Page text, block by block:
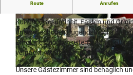
© Kurvilla Fürstin Pauline
© Kurvilla Fürstin Pauline © Kurvilla
Route Anrufen
Kurztrip, Gesundheit, Fasten und
unserer schönen Jugendstil-Villa
Erholungsmöglichkeiten, auch in
verpackt. Wir freuen uns auf Sie!
Unsere Gästezimmer sind behaglich